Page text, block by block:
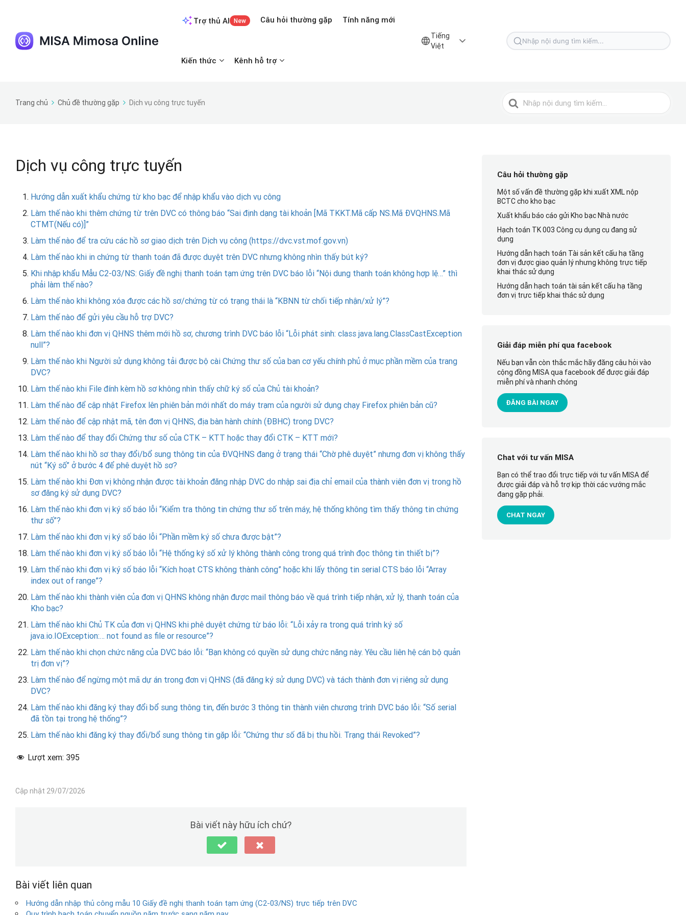
Trợ thủ AI New Câu hỏi thường gặp Tính năng mới
Kiến thức Kênh hỗ trợ
Tiếng
Việt
Tìm
Trang chủ Chủ đề thường gặp Dịch vụ công trực tuyến
Tìm
kiếm
Dịch vụ công trực tuyến
Hướng dẫn xuất khẩu chứng từ kho bạc để nhập khẩu vào dịch vụ công
Làm thế nào khi thêm chứng từ trên DVC có thông báo “Sai định dạng tài khoản [Mã TKKT.Mã cấp NS.Mã ĐVQHNS.Mã
CTMT(Nếu có)]”
Làm thế nào để tra cứu các hồ sơ giao dịch trên Dịch vụ công (https://dvc.vst.mof.gov.vn)
Làm thế nào khi in chứng từ thanh toán đã được duyệt trên DVC nhưng không nhìn thấy bút ký?
Khi nhập khẩu Mẫu C2-03/NS: Giấy đề nghị thanh toán tạm ứng trên DVC báo lỗi “Nội dung thanh toán không hợp lệ…” thì
phải làm thế nào?
Làm thế nào khi không xóa được các hồ sơ/chứng từ có trạng thái là “KBNN từ chối tiếp nhận/xử lý”?
Làm thế nào để gửi yêu cầu hỗ trợ DVC?
Làm thế nào khi đơn vị QHNS thêm mới hồ sơ, chương trình DVC báo lỗi “Lỗi phát sinh: class java.lang.ClassCastException
null”?
Làm thế nào khi Người sử dụng không tải được bộ cài Chứng thư số của ban cơ yếu chính phủ ở mục phần mềm của trang
DVC?
Làm thế nào khi File đính kèm hồ sơ không nhìn thấy chữ ký số của Chủ tài khoản?
Làm thế nào để cập nhật Firefox lên phiên bản mới nhất do máy trạm của người sử dụng chạy Firefox phiên bản cũ?
Làm thế nào để cập nhật mã, tên đơn vị QHNS, địa bàn hành chính (ĐBHC) trong DVC?
Làm thế nào để thay đổi Chứng thư số của CTK – KTT hoặc thay đổi CTK – KTT mới?
Làm thế nào khi hồ sơ thay đổi/bổ sung thông tin của ĐVQHNS đang ở trạng thái “Chờ phê duyệt” nhưng đơn vị không thấy
nút “Ký số” ở bước 4 để phê duyệt hồ sơ?
Làm thế nào khi Đơn vị không nhận được tài khoản đăng nhập DVC do nhập sai địa chỉ email của thành viên đơn vị trong hồ
sơ đăng ký sử dụng DVC?
Làm thế nào khi đơn vị ký số báo lỗi “Kiểm tra thông tin chứng thư số trên máy, hệ thống không tìm thấy thông tin chứng
thư số”?
Làm thế nào khi đơn vị ký số báo lỗi “Phần mềm ký số chưa được bật”?
Làm thế nào khi đơn vị ký số báo lỗi “Hệ thống ký số xử lý không thành công trong quá trình đọc thông tin thiết bị”?
Làm thế nào khi đơn vị ký số báo lỗi “Kích hoạt CTS không thành công” hoặc khi lấy thông tin serial CTS báo lỗi “Array
index out of range”?
Làm thế nào khi thành viên của đơn vị QHNS không nhận được mail thông báo về quá trình tiếp nhận, xử lý, thanh toán của
Kho bạc?
Làm thế nào khi Chủ TK của đơn vị QHNS khi phê duyệt chứng từ báo lỗi: “Lỗi xảy ra trong quá trình ký số
java.io.IOException:… not found as file or resource”?
Làm thế nào khi chọn chức năng của DVC báo lỗi: “Bạn không có quyền sử dụng chức năng này. Yêu cầu liên hệ cán bộ quản
trị đơn vị”?
Làm thế nào để ngừng một mã dự án trong đơn vị QHNS (đã đăng ký sử dụng DVC) và tách thành đơn vị riêng sử dụng
DVC?
Làm thế nào khi đăng ký thay đổi bổ sung thông tin, đến bước 3 thông tin thành viên chương trình DVC báo lỗi: “Số serial
đã tồn tại trong hệ thống”?
Làm thế nào khi đăng ký thay đổi/bổ sung thông tin gặp lỗi: “Chứng thư số đã bị thu hồi. Trạng thái Revoked”?
Lượt xem: 395
Cập nhật 29/07/2026
Bài viết này hữu ích chứ?
Bài viết liên quan
Hướng dẫn nhập thủ công mẫu 10 Giấy đề nghị thanh toán tạm ứng (C2-03/NS) trực tiếp trên DVC
Câu hỏi thường gặp
Một số vấn đề thường gặp khi xuất XML nộp
BCTC cho kho bạc
Xuất khẩu báo cáo gửi Kho bạc Nhà nước
Hạch toán TK 003 Công cụ dụng cụ đang sử
dụng
Hướng dẫn hạch toán Tài sản kết cấu hạ tầng
đơn vị được giao quản lý nhưng không trực tiếp
khai thác sử dụng
Hướng dẫn hạch toán tài sản kết cấu hạ tầng
đơn vị trực tiếp khai thác sử dụng
Giải đáp miễn phí qua facebook
Nếu bạn vẫn còn thắc mắc hãy đăng câu hỏi vào
cộng đồng MISA qua facebook để được giải đáp
miễn phí và nhanh chóng
ĐĂNG BÀI NGAY
Chat với tư vấn MISA
Bạn có thể trao đổi trực tiếp với tư vấn MISA để
được giải đáp và hỗ trợ kịp thời các vướng mắc
đang gặp phải.
CHAT NGAY